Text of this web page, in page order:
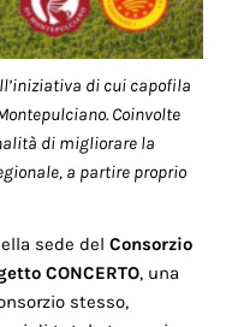
di cui capofila
Coinvolte
di migliorare la
a partire proprio
sede delConsorzio
CONCERTO, una
stesso,